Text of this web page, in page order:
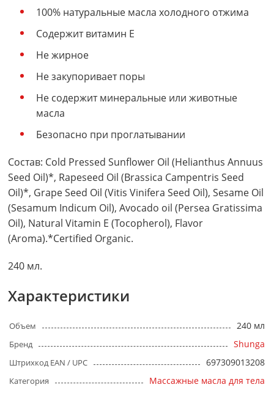
100% натуральные масла холодного отжима
Содержит витамин Е
Не жирное
Не закупоривает поры
Не содержит минеральные или животные
масла
Безопасно при проглатывании
Состав: Cold Pressed Sunflower Oil (Helianthus Annuus
Seed Oil)*, Rapeseed Oil (Brassica Campentris Seed
Oil)*, Grape Seed Oil (Vitis Vinifera Seed Oil), Sesame Oil
(Sesamum Indicum Oil), Avocado oil (Persea Gratissima
Oil), Natural Vitamin E (Tocopherol), Flavor
(Aroma).*Certified Organic.
240 мл.
Характеристики
Объем 240 мл
Бренд Shunga
Штрихкод EAN / UPC 697309013208
Категория Массажные масла для тела